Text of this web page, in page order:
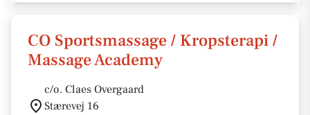
CO Sportsmassage / Kropsterapi /
Massage Academy
c/o. Claes Overgaard
Stærevej 16